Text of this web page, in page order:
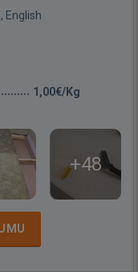
English
1,00€/Kg
+48